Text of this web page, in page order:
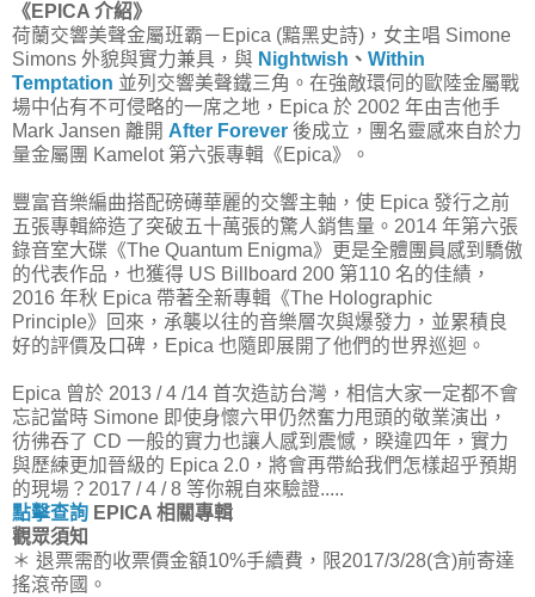
《EPICA 介紹》
荷蘭交響美聲金屬班霸－Epica (黯黑史詩)，女主唱 Simone
Simons 外貌與實力兼具，與 Nightwish 、 Within
Temptation 並列交響美聲鐵三角。在強敵環伺的歐陸金屬戰
場中佔有不可侵略的一席之地，Epica 於 2002 年由吉他手
Mark Jansen 離開 After Forever 後成立，團名靈感來自於力
量金屬團 Kamelot 第六張專輯《Epica》。
豐富音樂編曲搭配磅礡華麗的交響主軸，使 Epica 發行之前
五張專輯締造了突破五十萬張的驚人銷售量。2014 年第六張
錄音室大碟《The Quantum Enigma》更是全體團員感到驕傲
的代表作品，也獲得 US Billboard 200 第110 名的佳績，
2016 年秋 Epica 帶著全新專輯《The Holographic
Principle》回來，承襲以往的音樂層次與爆發力，並累積良
好的評價及口碑，Epica 也隨即展開了他們的世界巡迴。
Epica 曾於 2013 / 4 /14 首次造訪台灣，相信大家一定都不會
忘記當時 Simone 即使身懷六甲仍然奮力甩頭的敬業演出，
彷彿吞了 CD 一般的實力也讓人感到震憾，睽違四年，實力
與歷練更加晉級的 Epica 2.0，將會再帶給我們怎樣超乎預期
的現場？2017 / 4 / 8 等你親自來驗證.....
點擊查詢 EPICA 相關專輯
觀眾須知
＊ 退票需酌收票價金額10%手續費，限2017/3/28(含)前寄達
搖滾帝國。